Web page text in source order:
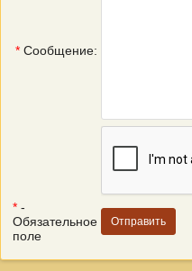
* Сообщение:
* -
Обязательное
поле